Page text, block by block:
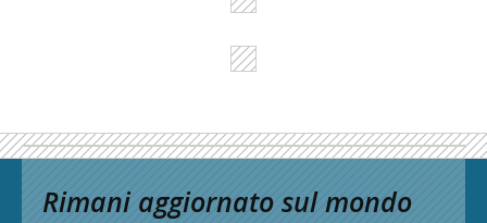
Rimani aggiornato sul mondo